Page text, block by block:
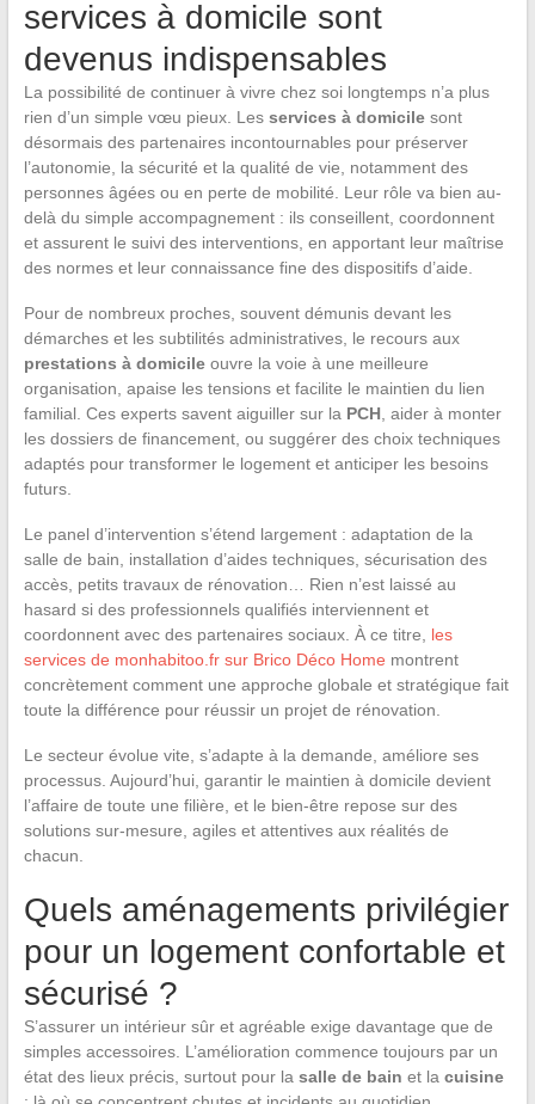
services à domicile sont
devenus indispensables
La possibilité de continuer à vivre chez soi longtemps n’a plus
rien d’un simple vœu pieux. Les services à domicilesont
désormais des partenaires incontournables pour préserver
l’autonomie, la sécurité et la qualité de vie, notamment des
personnes âgées ou en perte de mobilité. Leur rôle va bien au-
delà du simple accompagnement : ils conseillent, coordonnent
et assurent le suivi des interventions, en apportant leur maîtrise
des normes et leur connaissance fine des dispositifs d’aide.
Pour de nombreux proches, souvent démunis devant les
démarches et les subtilités administratives, le recours aux
prestations à domicileouvre la voie à une meilleure
organisation, apaise les tensions et facilite le maintien du lien
familial. Ces experts savent aiguiller sur la PCH, aider à monter
les dossiers de financement, ou suggérer des choix techniques
adaptés pour transformer le logement et anticiper les besoins
futurs.
Le panel d’intervention s’étend largement : adaptation de la
salle de bain, installation d’aides techniques, sécurisation des
accès, petits travaux de rénovation… Rien n’est laissé au
hasard si des professionnels qualifiés interviennent et
coordonnent avec des partenaires sociaux. À ce titre, les
services de monhabitoo.fr sur Brico Déco Home montrent
concrètement comment une approche globale et stratégique fait
toute la différence pour réussir un projet de rénovation.
Le secteur évolue vite, s’adapte à la demande, améliore ses
processus. Aujourd’hui, garantir le maintien à domicile devient
l’affaire de toute une filière, et le bien-être repose sur des
solutions sur-mesure, agiles et attentives aux réalités de
chacun.
Quels aménagements privilégier
pour un logement confortable et
sécurisé ?
S’assurer un intérieur sûr et agréable exige davantage que de
simples accessoires. L’amélioration commence toujours par un
état des lieux précis, surtout pour la salle de bain et la cuisine